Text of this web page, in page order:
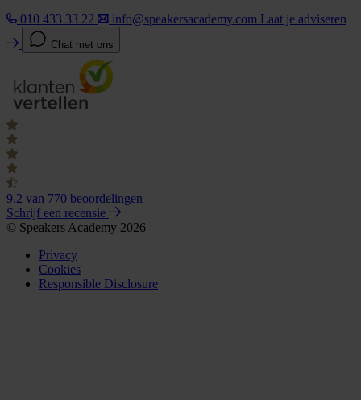
010 433 33 22
info@speakersacademy.com Laat je adviseren
Chat met ons
9.2 van 770 beoordelingen
Schrijf een recensie
© Speakers Academy 2026
Privacy
Cookies
Responsible Disclosure